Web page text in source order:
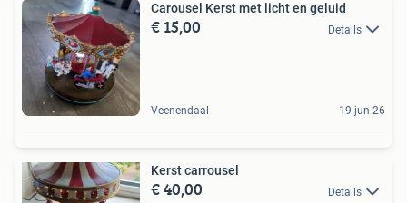
Carousel Kerst met licht en geluid
€ 15,00 Details
Veenendaal 19 jun 26
Kerst carrousel
€ 40,00 Details